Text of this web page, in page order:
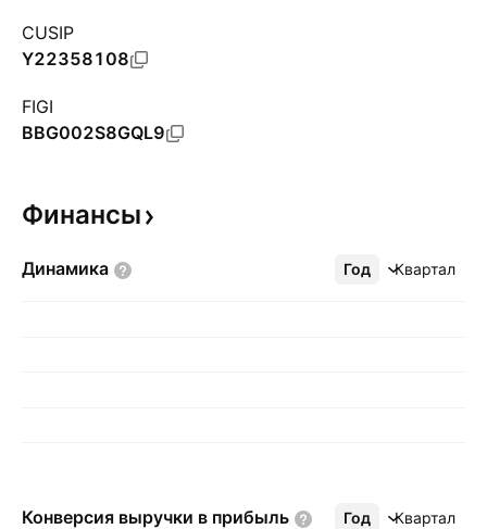
CUSIP
Y22358108
FIGI
BBG002S8GQL9
Финансы
Динамика Год Квартал
Ещё
Конверсия выручки в прибыль Год Квартал
Ещё